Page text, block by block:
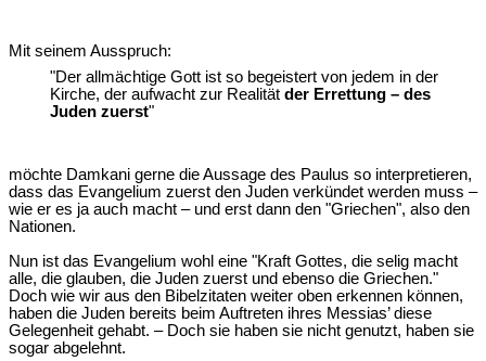
Mit seinem Ausspruch:
"Der allmächtige Gott ist so begeistert von jedem in der
Kirche, der aufwacht zur Realität der Errettung – des
Juden zuerst"
möchte Damkani gerne die Aussage des Paulus so interpretieren,
dass das Evangelium zuerst den Juden verkündet werden muss –
wie er es ja auch macht – und erst dann den "Griechen", also den
Nationen.
Nun ist das Evangelium wohl eine "Kraft Gottes, die selig macht
alle, die glauben, die Juden zuerst und ebenso die Griechen."
Doch wie wir aus den Bibelzitaten weiter oben erkennen können,
haben die Juden bereits beim Auftreten ihres Messias’ diese
Gelegenheit gehabt. – Doch sie haben sie nicht genutzt, haben sie
sogar abgelehnt.